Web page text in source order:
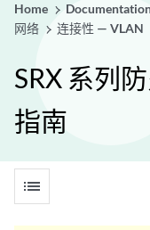
Home
网络
连接性 — VLAN
SRX 系列
指南
list